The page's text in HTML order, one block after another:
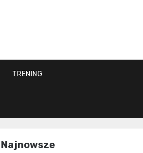
TRENING
Najnowsze